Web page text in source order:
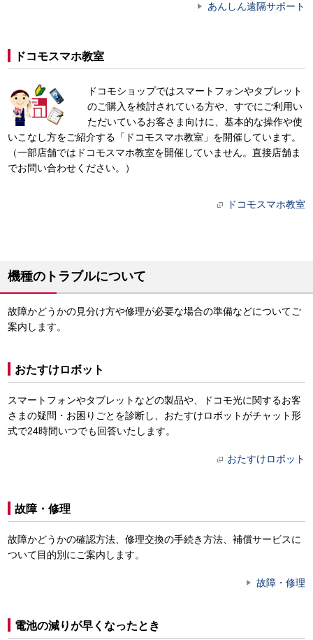
あんしん遠隔サポート
ドコモスマホ教室
ドコモショップではスマートフォンやタブレット
のご購入を検討されている方や、すでにご利用い
ただいているお客さま向けに、基本的な操作や使
いこなし方をご紹介する「ドコモスマホ教室」を開催しています。
（一部店舗ではドコモスマホ教室を開催していません。直接店舗ま
でお問い合わせください。）
ドコモスマホ教室
機種のトラブルについて
故障かどうかの見分け方や修理が必要な場合の準備などについてご
案内します。
おたすけロボット
スマートフォンやタブレットなどの製品や、ドコモ光に関するお客
さまの疑問・お困りごとを診断し、おたすけロボットがチャット形
式で24時間いつでも回答いたします。
おたすけロボット
故障・修理
故障かどうかの確認方法、修理交換の手続き方法、補償サービスに
ついて目的別にご案内します。
故障・修理
電池の減りが早くなったとき